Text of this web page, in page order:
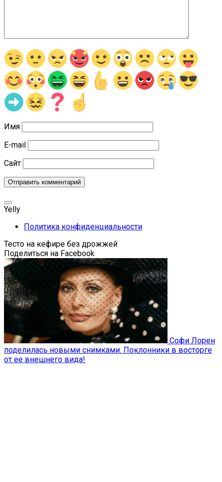
Имя
E-mail
Сайт
Yelly
Политика конфиденциальности
Тесто на кефире без дрожжей
Поделиться на Facebook
Софи Лорен
поделилась новыми снимками. Поклонники в восторге
от ее внешнего вида!